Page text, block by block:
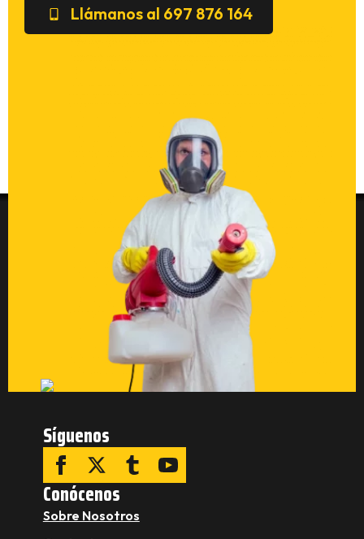
Llámanos al 697 876 164
Síguenos
Conócenos
Sobre Nosotros